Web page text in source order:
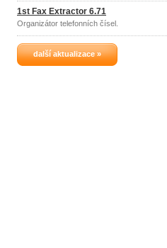
1st Fax Extractor 6.71
Organizátor telefonních čísel.
další aktualizace »